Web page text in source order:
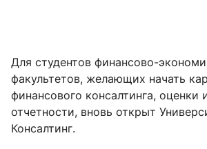
Для студентов финансово-
факультетов, желающих начать
финансового консалтинга, оценки
отчетности, вновь открыт
Консалтинг.